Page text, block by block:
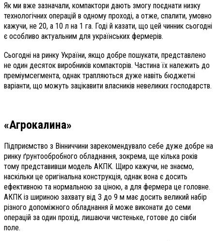
Як ми вже зазначали, компактори дають змогу поєднати низку
технологічних операцій в одному проході, а отже, спалити, умовно
кажучи, не 20, а 10 л на 1 га. Годі й казати, що цей чинник сьогодні
є особливо актуальним для українських фермерів.
Сьогодні на ринку України, якщо добре пошукати, представлено
не один десяток виробників компакторів. Частина їх належить до
преміумсегмента, однак трапляються дуже навіть бюджетні
варіанти, що можуть зацікавити власників невеликих господарств.
«Агрокалина»
Підприємство з Вінниччини зарекомендувало себе дуже добре на
ринку ґрунтообробного обладнання, зокрема, ще кілька років
тому представивши модель АКПК. Щиро кажучи, не знаємо,
наскільки це оригінальна конструкція, однак вона є досить
ефективною та нормальною за ціною, а для фермера це головне.
АКПК із шириною захвату від 3 до 9 м має досить великий набір
різного допоміжного обладнання й може виконати до семи
операцій за один прохід, лишаючи чистеньке, готове до сівби
поле.